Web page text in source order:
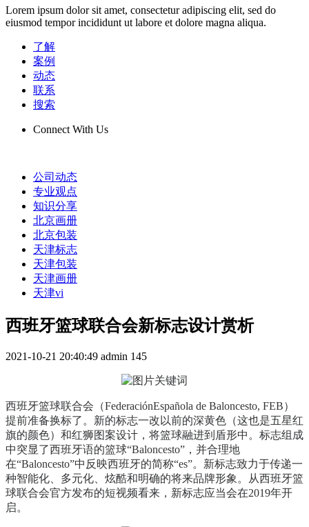
Lorem ipsum dolor sit amet, consectetur adipiscing elit, sed do
eiusmod tempor incididunt ut labore et dolore magna aliqua.
了解
案例
动态
联系
搜索
Connect With Us
公司动态
专业观点
知识分享
北京画册
北京包装
天津标志
天津包装
天津画册
天津vi
西班牙篮球联合会新标志设计赏析
2021-10-21 20:40:49 admin 145
西班牙篮球联合会（FederaciónEspañola de Baloncesto, FEB）
提前准备换标了。新的标志一改以前的深黄色（这也是五星红
旗的颜色）和红狮图案设计，将篮球融进到盾形中。标志组成
中突显了西班牙语的篮球“Baloncesto”，并合理地
在“Baloncesto”中反映西班牙的简称“es”。新标志致力于传递一
种智能化、多元化、炫酷和明确的将来品牌形象。从西班牙篮
球联合会官方发布的短视频看来，新标志应当会在2019年开
启。